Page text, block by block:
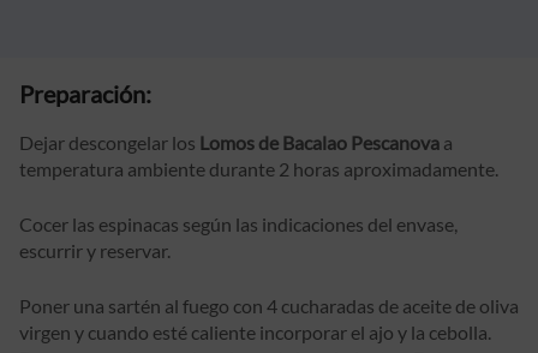
Preparación:
Dejar descongelar los Lomos de Bacalao Pescanova a
temperatura ambiente durante 2 horas aproximadamente.
Cocer las espinacas según las indicaciones del envase,
escurrir y reservar.
Poner una sartén al fuego con 4 cucharadas de aceite de oliva
virgen y cuando esté caliente incorporar el ajo y la cebolla.